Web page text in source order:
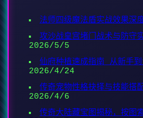
法师四级魔法盾实战效果深
攻沙战皇宫堵门战术与防守
2026/5/5
仙府种植速成指南 从新手
2026/4/24
传奇宠物性格抉择与技能搭
2026/4/6
传奇大陆藏宝图揭秘，按图